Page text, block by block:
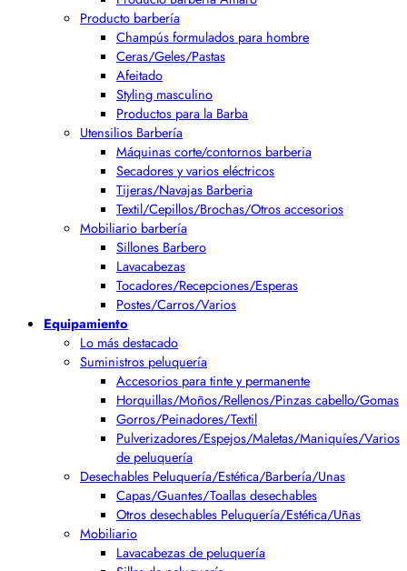
Producto barbería
Champús formulados para hombre
Ceras/Geles/Pastas
Afeitado
Styling masculino
Productos para la Barba
Utensilios Barbería
Máquinas corte/contornos barberia
Secadores y varios eléctricos
Tijeras/Navajas Barberia
Textil/Cepillos/Brochas/Otros accesorios
Mobiliario barbería
Sillones Barbero
Lavacabezas
Tocadores/Recepciones/Esperas
Postes/Carros/Varios
Equipamiento
Lo más destacado
Suministros peluquería
Accesorios para tinte y permanente
Horquillas/Moños/Rellenos/Pinzas cabello/Gomas
Gorros/Peinadores/Textil
Pulverizadores/Espejos/Maletas/Maniquíes/Varios
de peluquería
Desechables Peluquería/Estética/Barbería/Unas
Capas/Guantes/Toallas desechables
Otros desechables Peluquería/Estética/Uñas
Mobiliario
Lavacabezas de peluquería